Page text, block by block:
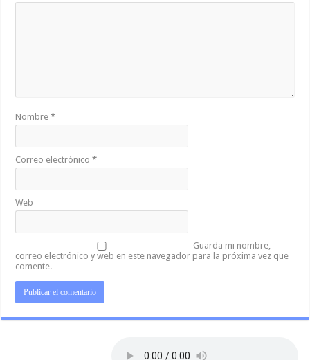
Nombre*
Correo electrónico*
Web
Guarda mi nombre,
correo electrónico y web en este navegador para la próxima vez que
comente.